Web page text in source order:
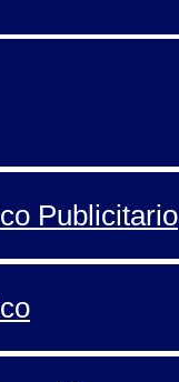
Publicitario